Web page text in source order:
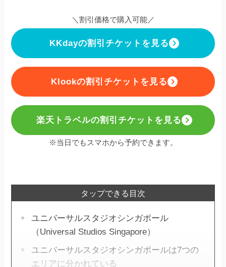
＼割引価格で購入可能／
KKdayの割引チケットを見る
Klookの割引チケットを見る
楽天トラベルの割引チケットを見る
※当日でもスマホから予約できます。
タップできる目次
ユニバーサルスタジオシンガポール
（Universal Studios Singapore）
ユニバーサルスタジオシンガポールは7つの
エリアに分かれている